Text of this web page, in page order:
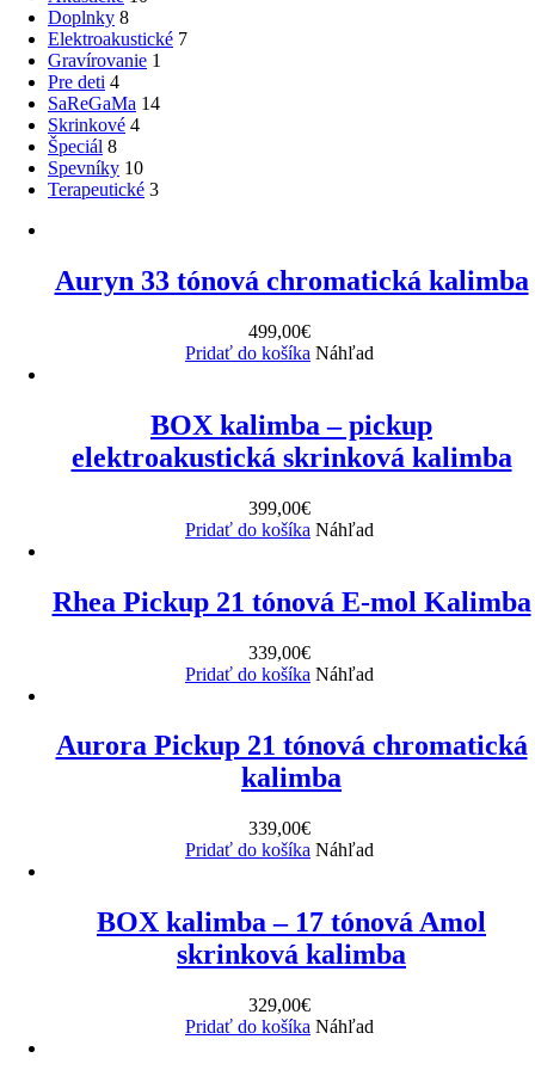
Doplnky 8
Elektroakustické 7
Gravírovanie 1
Pre deti 4
SaReGaMa 14
Skrinkové 4
Špeciál 8
Spevníky 10
Terapeutické 3
Auryn 33 tónová chromatická kalimba
499,00€
Pridať do košíka Náhľad
BOX kalimba – pickup
elektroakustická skrinková kalimba
399,00€
Pridať do košíka Náhľad
Rhea Pickup 21 tónová E-mol Kalimba
339,00€
Pridať do košíka Náhľad
Aurora Pickup 21 tónová chromatická
kalimba
339,00€
Pridať do košíka Náhľad
BOX kalimba – 17 tónová Amol
skrinková kalimba
329,00€
Pridať do košíka Náhľad